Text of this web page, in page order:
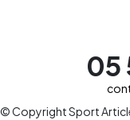
05
© Copyright Sport